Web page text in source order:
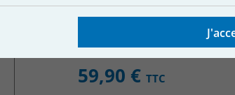
59,90 € TTC